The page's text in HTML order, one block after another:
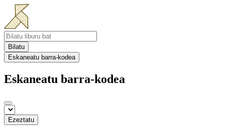
Bilatu
Eskaneatu barra-kodea
Eskaneatu barra-kodea
Ezeztatu